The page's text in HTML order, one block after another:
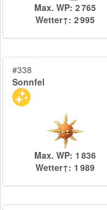
Max. WP: 2 765
Wetter↑: 2 995
#338
Sonnfel
Max. WP: 1 836
Wetter↑: 1 989